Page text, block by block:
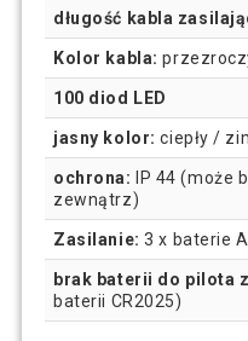
długość kabla
Kolor kabla:
100 diod LED
jasny kolor: ciepły /
ochrona: IP 44 (może
zewnątrz)
Zasilanie: 3 x baterie
brak baterii do pilota
baterii CR2025)